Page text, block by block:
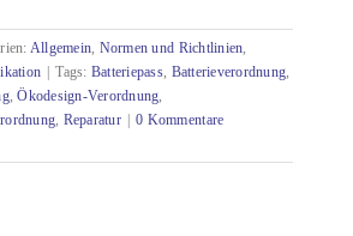
Allgemein, Normen und Richtlinien,
Tags: Batteriepass, Batterieverordnung,
,Ökodesign-Verordnung,
, Reparatur
0 Kommentare